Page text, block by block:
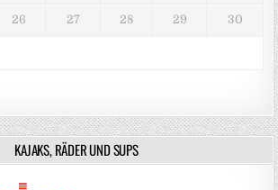
26 27 28 29 30
KAJAKS, RÄDER UND SUPS